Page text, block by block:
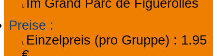
Im Grand Parc de Figuerolles
Preise :
Einzelpreis (pro Gruppe) : 1.95